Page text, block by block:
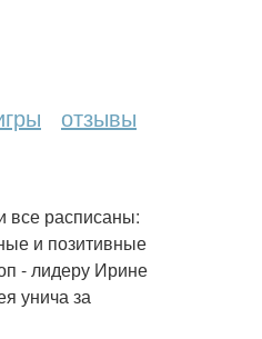
отзывы
все расписаны:
и позитивные
- лидеру Ирине
унича за